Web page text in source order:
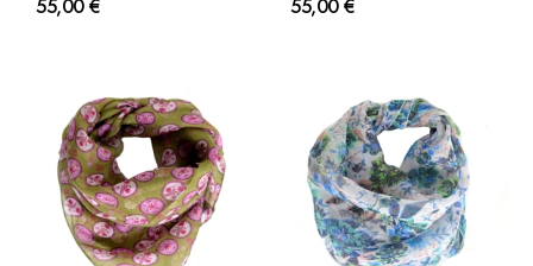
55,00 € 55,00 €